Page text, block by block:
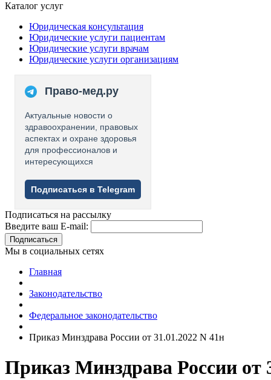
Каталог услуг
Юридическая консультация
Юридические услуги пациентам
Юридические услуги врачам
Юридические услуги организациям
Право-мед.ру
Актуальные новости о
здравоохранении, правовых
аспектах и охране здоровья
для профессионалов и
интересующихся
Подписаться в Telegram
Подписаться на рассылку
Введите ваш E-mail:
Подписаться
Мы в социальных сетях
Главная
Законодательство
Федеральное законодательство
Приказ Минздрава России от 31.01.2022 N 41н
Приказ Минздрава России от